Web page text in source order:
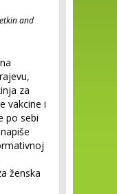
and
za
vakcine i
po sebi
ženska